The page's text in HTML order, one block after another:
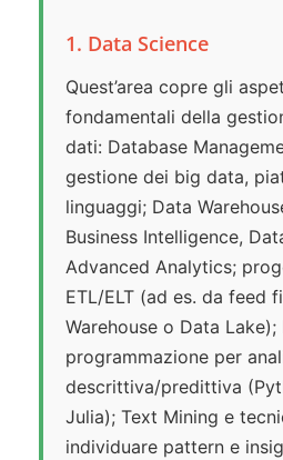
1. Data Science
Quest’area copre gli
fondamentali della
dati: Database
gestione dei big data,
linguaggi; Data
Business Intelligence,
Advanced Analytics;
ETL/ELT (ad es. da feed
Warehouse o Data
programmazione per
descrittiva/predittiva
Julia); Text Mining e
individuare pattern e